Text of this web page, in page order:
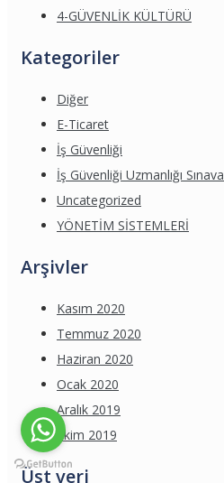
4-GÜVENLİK KÜLTÜRÜ
Kategoriler
Diğer
E-Ticaret
İş Güvenliği
İş Güvenliği Uzmanlığı
Uncategorized
YÖNETİM SİSTEMLERİ
Arşivler
Kasım 2020
Temmuz 2020
Haziran 2020
Ocak 2020
Aralık 2019
Ekim 2019
Üst veri